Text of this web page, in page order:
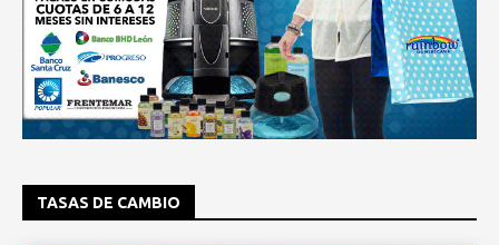
TASAS DE CAMBIO